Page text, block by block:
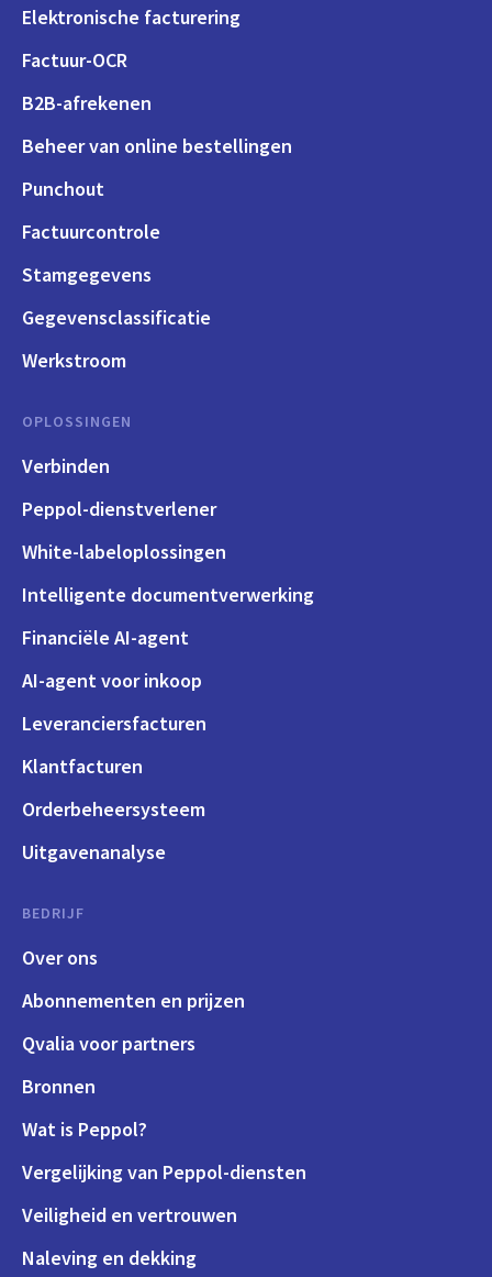
Elektronische facturering
Factuur-OCR
B2B-afrekenen
Beheer van online bestellingen
Punchout
Factuurcontrole
Stamgegevens
Gegevensclassificatie
Werkstroom
OPLOSSINGEN
Verbinden
Peppol-dienstverlener
White-labeloplossingen
Intelligente documentverwerking
Financiële AI-agent
AI-agent voor inkoop
Leveranciersfacturen
Klantfacturen
Orderbeheersysteem
Uitgavenanalyse
BEDRIJF
Over ons
Abonnementen en prijzen
Qvalia voor partners
Bronnen
Wat is Peppol?
Vergelijking van Peppol-diensten
Veiligheid en vertrouwen
Naleving en dekking